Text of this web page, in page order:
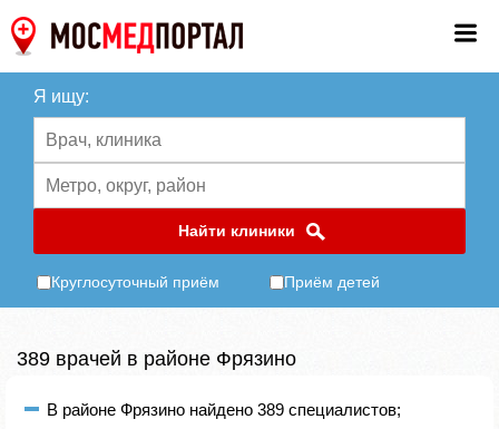
Я ищу:
Найти клиники
Круглосуточный приём Приём детей
389 врачей в районе Фрязино
В районе Фрязино найдено 389 специалистов;